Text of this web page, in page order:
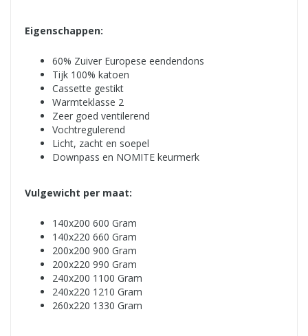
Eigenschappen:
60% Zuiver Europese eendendons
Tijk 100% katoen
Cassette gestikt
Warmteklasse 2
Zeer goed ventilerend
Vochtregulerend
Licht, zacht en soepel
Downpass en NOMITE keurmerk
Vulgewicht per maat:
140x200­­­­­ 600 Gram
140x220­­­­­ 660 Gram
200x200­­­­­ 900 Gram
200x220­­­­­ 990 Gram
240x200­­­­­ 1100 Gram
240x220­­­­­ 1210 Gram
260x220 1330 Gram